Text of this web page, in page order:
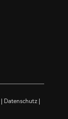
Datenschutz